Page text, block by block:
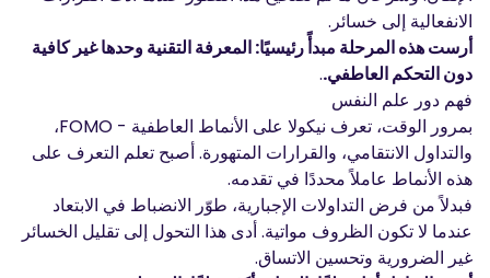
الانفعالية إلى خسائر.
أرست هذه المرحلة مبدأً رئيسيًا: المعرفة التقنية وحدها غير كافية
دون التحكم العاطفي..
فهم دور علم النفس
بمرور الوقت، تعرف نيكولا على الأنماط العاطفية - FOMO،
والتداول الانتقامي، والقرارات المتهورة. أصبح تعلم التعرف على
هذه الأنماط عاملاً محددًا في تقدمه.
فبدلاً من فرض التداولات الإجبارية، طوّر الانضباط في الابتعاد
عندما لا تكون الظروف مواتية. أدى هذا التحول إلى تقليل الخسائر
غير الضرورية وتحسين الاتساق.